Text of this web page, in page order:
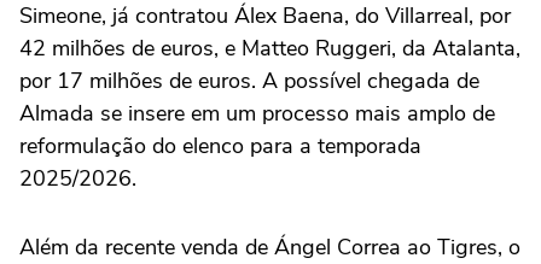
Simeone, já contratou Álex Baena, do Villarreal, por
42 milhões de euros, e Matteo Ruggeri, da Atalanta,
por 17 milhões de euros. A possível chegada de
Almada se insere em um processo mais amplo de
reformulação do elenco para a temporada
2025/2026.
Além da recente venda de Ángel Correa ao Tigres, o